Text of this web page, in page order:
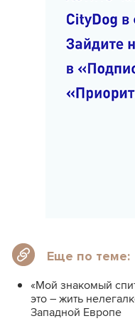
Еще по теме:
«Мой знакомый
это – жить
Западной Европе